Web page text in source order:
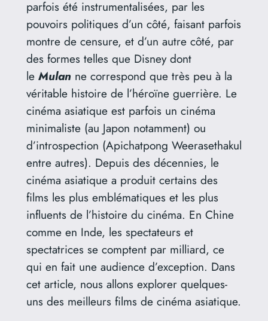
parfois été instrumentalisées, par les
pouvoirs politiques d’un côté, faisant parfois
montre de censure, et d’un autre côté, par
des formes telles que Disney dont
le Mulan ne correspond que très peu à la
véritable histoire de l’héroïne guerrière. Le
cinéma asiatique est parfois un cinéma
minimaliste (au Japon notamment) ou
d’introspection (Apichatpong Weerasethakul
entre autres). Depuis des décennies, le
cinéma asiatique a produit certains des
films les plus emblématiques et les plus
influents de l’histoire du cinéma. En Chine
comme en Inde, les spectateurs et
spectatrices se comptent par milliard, ce
qui en fait une audience d’exception. Dans
cet article, nous allons explorer quelques-
uns des meilleurs films de cinéma asiatique.